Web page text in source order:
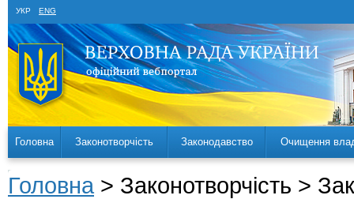
УКР ENG
Головна Законотворчість Законодавство Очищення
Головна > Законотворчість >